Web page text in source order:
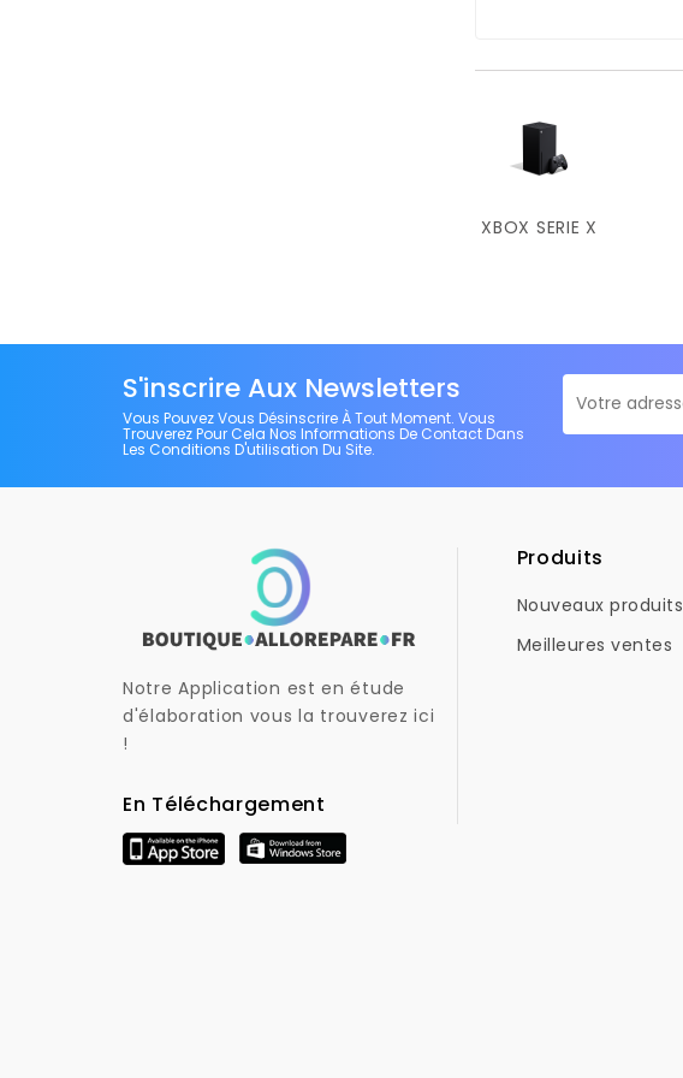
XBOX SERIE X
S'inscrire Aux Newsletters
Vous Pouvez Vous Désinscrire À Tout Moment. Vous
Trouverez Pour Cela Nos Informations De Contact Dans
Les Conditions D'utilisation Du Site.
Notre Application est en étude
d'élaboration vous la trouverez ici
!
En Téléchargement
Produits
Nouveaux produits
Meilleures ventes